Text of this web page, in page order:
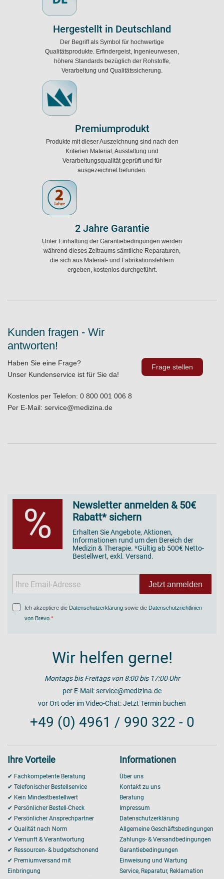
Hergestellt in Deutschland
Der Begriff als Symbol für hochwertige
Qualitätsprodukte. Erfindergeist, Ingenieurwesen,
höhere Standards bezüglich der Rohstoffe,
Verarbeitung und Qualitätssicherung.
Premiumprodukt
Produkte mit dieser Auszeichnung sind nach den
Kriterien Material, Ausstattung und
Verarbeitungsqualität geprüft und für
ausgezeichnet befunden.
2 Jahre Garantie
Unter Einhaltung der Garantiebedingungen werden
während dieses Zeitraums sämtliche Reparaturen,
die sich aus Material- und Fabrikationsfehlern
ergeben, kostenlos durchgeführt.
Kunden fragen - Wir
antworten!
Haben Sie eine Frage?
Unser Kundenservice ist für Sie da!
Kostenlos per Telefon: 0 800 001 006 8
Per E-Mail: service@medizina.de
Frage stellen
%
Newsletter anmelden & 50€
Rabatt* sichern
Erhalten Sie Angebote, Aktionen,
Informationen rund um den Bereich der
Medizin & Therapie. *Gültig ab 500€ Netto-
Bestellwert, exkl. Versand.
Jetzt anmelden
Ich akzeptiere die Datenschutzerklärung sowie die Datenschutzrichtlinien
von Brevo
Wir helfen gerne!
Montags bis Freitags von 8:00 bis 17:00 Uhr
per E-Mail:service@medizina.de
vor Ort oder im Video-Chat:Jetzt Termin buchen
+49 (0) 4961 / 990 322 - 0
Ihre Vorteile
✔ Fachkompetente Beratung
✔ Telefonischer Bestellservice
✔ Kein Mindestbestellwert
✔ Persönlicher Bestell-Check
✔ Persönlicher Ansprechpartner
✔ Qualität nach Norm
✔ Vernunft & Verantwortung
✔ Ressourcen- & budgetschonend
✔ Premiumversand mit
Einbringung
Informationen
Über uns
Kontakt zu uns
Beratung
Impressum
Datenschutzerklärung
Allgemeine Geschäftsbedingungen
Zahlungs- & Versandbedingungen
Garantiebedingungen
Einweisung und Wartung
Service, Reparatur, Reklamation